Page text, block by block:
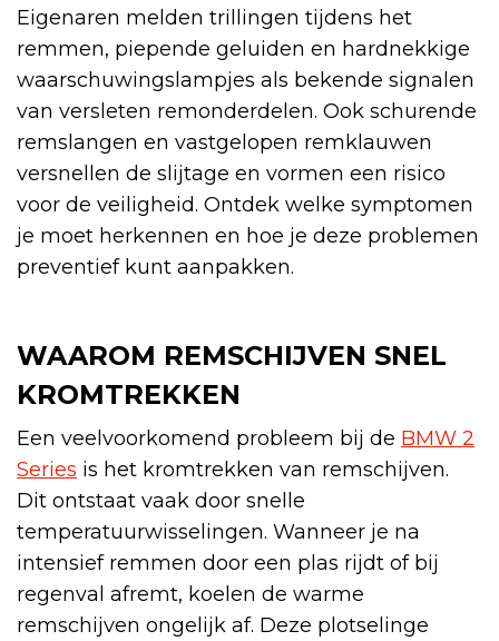
Eigenaren melden trillingen tijdens het
remmen, piepende geluiden en hardnekkige
waarschuwingslampjes als bekende signalen
van versleten remonderdelen. Ook schurende
remslangen en vastgelopen remklauwen
versnellen de slijtage en vormen een risico
voor de veiligheid. Ontdek welke symptomen
je moet herkennen en hoe je deze problemen
preventief kunt aanpakken.
WAAROM REMSCHIJVEN SNEL
KROMTREKKEN
Een veelvoorkomend probleem bij de BMW 2
Series is het kromtrekken van remschijven.
Dit ontstaat vaak door snelle
temperatuurwisselingen. Wanneer je na
intensief remmen door een plas rijdt of bij
regenval afremt, koelen de warme
remschijven ongelijk af. Deze plotselinge